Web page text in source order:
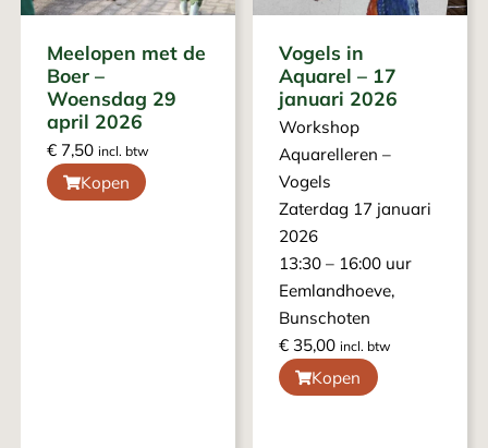
Meelopen met de
Boer –
Woensdag 29
april 2026
€ 7,50 incl. btw
Kopen
Vogels in
Aquarel – 17
januari 2026
Workshop
Aquarelleren –
Vogels
Zaterdag 17 januari
2026
13:30 – 16:00 uur
Eemlandhoeve,
Bunschoten
€ 35,00 incl. btw
Kopen